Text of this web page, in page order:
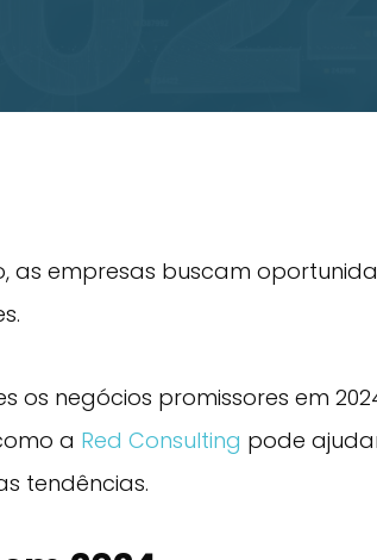
as empresas buscam
os negócios promissores em
a Red Consulting pode
tendências.